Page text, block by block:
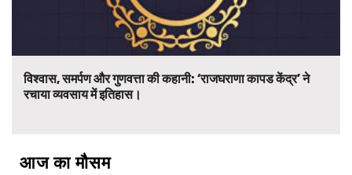
विश्वास, समर्पण और गुणवत्ता की कहानी: ‘राजघराणा कापड केंद्र’ ने
रचाया व्यवसाय में इतिहास।
आज का मौसम